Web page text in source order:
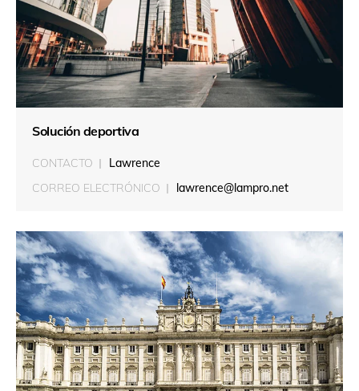
Solución deportiva
CONTACTO
Lawrence
CORREO ELECTRÓNICO
lawrence@lampro.net